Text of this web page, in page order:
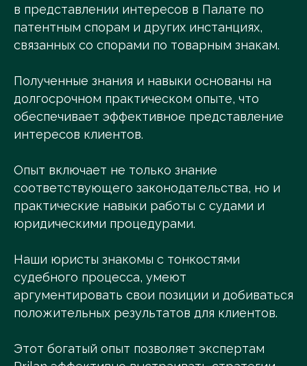
в представлении интересов в Палате по
патентным спорам и других инстанциях,
связанных со спорами по товарным знакам.
Полученные знания и навыки основаны на
долгосрочном практическом опыте, что
обеспечивает эффективное представление
интересов клиентов.
Опыт включает не только знание
соответствующего законодательства, но и
практические навыки работы с судами и
юридическими процедурами.
Наши юристы знакомы с тонкостями
судебного процесса, умеют
аргументировать свои позиции и добиваться
положительных результатов для клиентов.
Этот богатый опыт позволяет экспертам